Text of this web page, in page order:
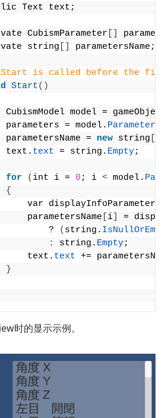
Text text;
CubismParameter
string
parametersName;
is called before the first
Start()
CubismModel model =
parameters = model.
Parameters
parametersName =
new string
text.
text = string. Empty;
for ( int i = 0 ; i < model.
{
var
parametersName
i
=
?
( string.
:
string. Empty;
text.
text +=
}
时的显示示例。